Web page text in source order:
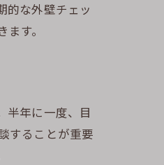
的な外壁チェッ
す。
半年に一度、目
することが重要